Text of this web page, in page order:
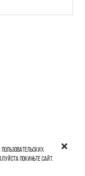
покиньте сайт.